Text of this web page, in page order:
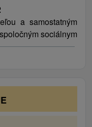
a samostatným
sociálnym